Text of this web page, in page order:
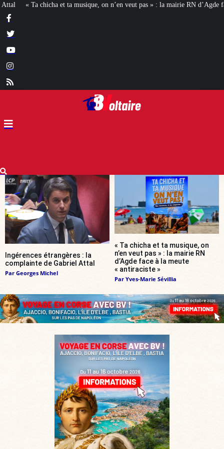
n’en veut pas » : la mairie RN d’Agde face à la meute « antiraciste » La
Ingérences étrangères : la
complainte de Gabriel Attal
Par Georges Michel
« Ta chicha et ta musique, on
n’en veut pas » : la mairie RN
d’Agde face à la meute
« antiraciste »
Par Yves-Marie Sévillia